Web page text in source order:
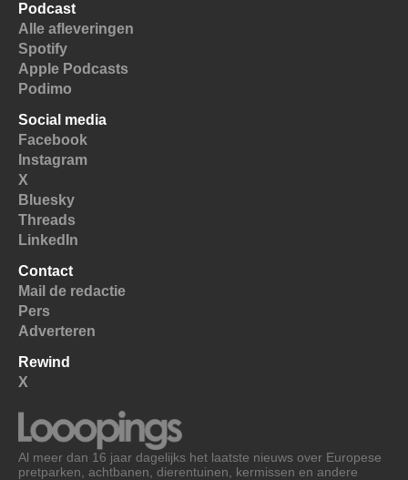
Podcast
Alle afleveringen
Spotify
Apple Podcasts
Podimo
Social media
Facebook
Instagram
X
Bluesky
Threads
LinkedIn
Contact
Mail de redactie
Pers
Adverteren
Rewind
X
Al meer dan 16 jaar dagelijks het laatste nieuws over Europese
pretparken, achtbanen, dierentuinen, kermissen en andere